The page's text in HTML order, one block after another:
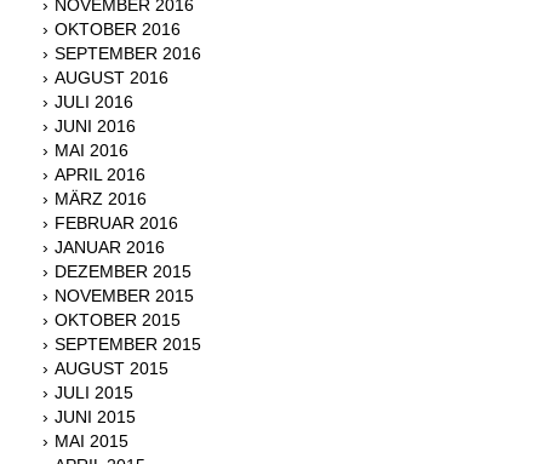
NOVEMBER 2016
OKTOBER 2016
SEPTEMBER 2016
AUGUST 2016
JULI 2016
JUNI 2016
MAI 2016
APRIL 2016
MÄRZ 2016
FEBRUAR 2016
JANUAR 2016
DEZEMBER 2015
NOVEMBER 2015
OKTOBER 2015
SEPTEMBER 2015
AUGUST 2015
JULI 2015
JUNI 2015
MAI 2015